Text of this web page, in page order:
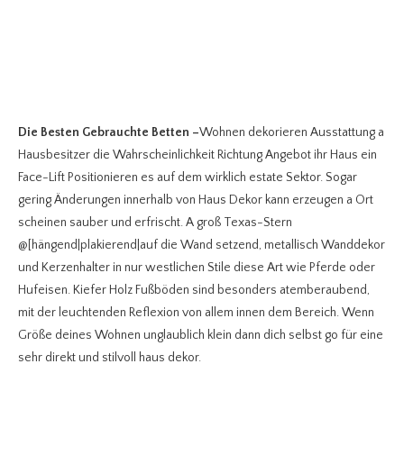
Die Besten Gebrauchte Betten –Wohnen dekorieren Ausstattung a
Hausbesitzer die Wahrscheinlichkeit Richtung Angebot ihr Haus ein
Face-Lift Positionieren es auf dem wirklich estate Sektor. Sogar
gering Änderungen innerhalb von Haus Dekor kann erzeugen a Ort
scheinen sauber und erfrischt. A groß Texas-Stern
@[hängend|plakierend|auf die Wand setzend, metallisch Wanddekor
und Kerzenhalter in nur westlichen Stile diese Art wie Pferde oder
Hufeisen. Kiefer Holz Fußböden sind besonders atemberaubend,
mit der leuchtenden Reflexion von allem innen dem Bereich. Wenn
Größe deines Wohnen unglaublich klein dann dich selbst go für eine
sehr direkt und stilvoll haus dekor.